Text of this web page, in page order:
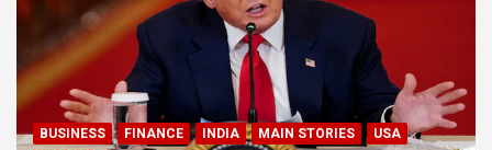
BUSINESS FINANCE INDIA MAIN STORIES
USA